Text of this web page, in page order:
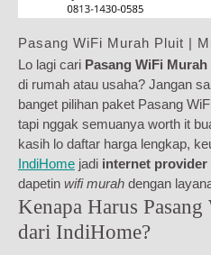
Pasang WiFi Murah Pluit |
Lo lagi cari Pasang WiFi
di rumah atau usaha? Jangan
banget pilihan paket Pasang
tapi nggak semuanya worth it
kasih lo daftar harga lengkap,
IndiHome jadi internet provider
dapetin wifi murah dengan
Kenapa Harus
dari IndiHome?